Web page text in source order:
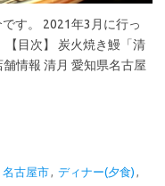
す。 2021年3月に行っ
【目次】 炭火焼き鰻「清
情報 清月 愛知県名古屋
名古屋市, ディナー(夕食) ,